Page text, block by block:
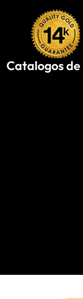
Catalogos